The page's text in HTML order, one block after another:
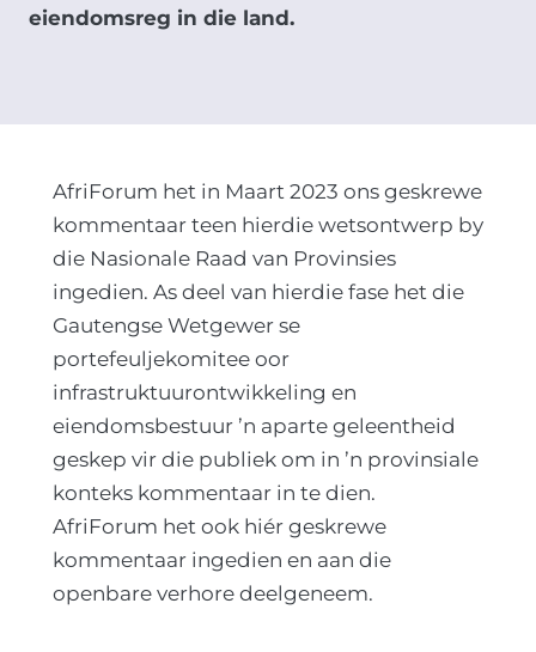
eiendomsreg in die land.
AfriForum het in Maart 2023 ons geskrewe
kommentaar teen hierdie wetsontwerp by
die Nasionale Raad van Provinsies
ingedien. As deel van hierdie fase het die
Gautengse Wetgewer se
portefeuljekomitee oor
infrastruktuurontwikkeling en
eiendomsbestuur ’n aparte geleentheid
geskep vir die publiek om in ’n provinsiale
konteks kommentaar in te dien.
AfriForum het ook hiér geskrewe
kommentaar ingedien en aan die
openbare verhore deelgeneem.